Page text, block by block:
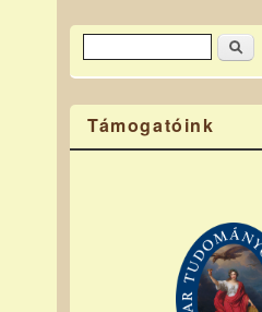
Keresés űrlap
Keresés
Támogatóink